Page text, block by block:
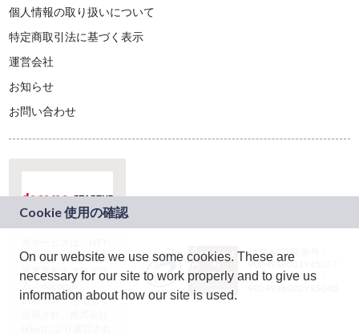
個人情報の取り扱いについて
特定商取引法に基づく表示
運営会社
お知らせ
お問い合わせ
ドコモグループの新
規事業創出プログラ
ム「docomo
STARTUP」を通じて
JASRAC許諾番号：
9024936001Y45037
JASRAC許諾番号：
On our website we use some cookies. These are
necessary for our site to work properly and to give us
information about how our site is used.